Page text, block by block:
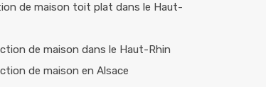
de maison toit plat dans le Haut-
de maison dans le Haut-Rhin
de maison en Alsace